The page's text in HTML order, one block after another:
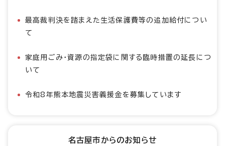
最高裁判決を踏まえた生活保護費等の追加給付につい
て
家庭用ごみ・資源の指定袋に関する臨時措置の延長につ
いて
令和8年熊本地震災害義援金を募集しています
名古屋市からのお知らせ